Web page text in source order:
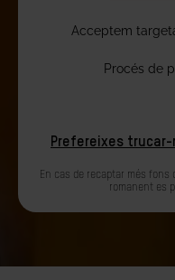
Prefereixes
En cas de recaptar més fons
romanent es